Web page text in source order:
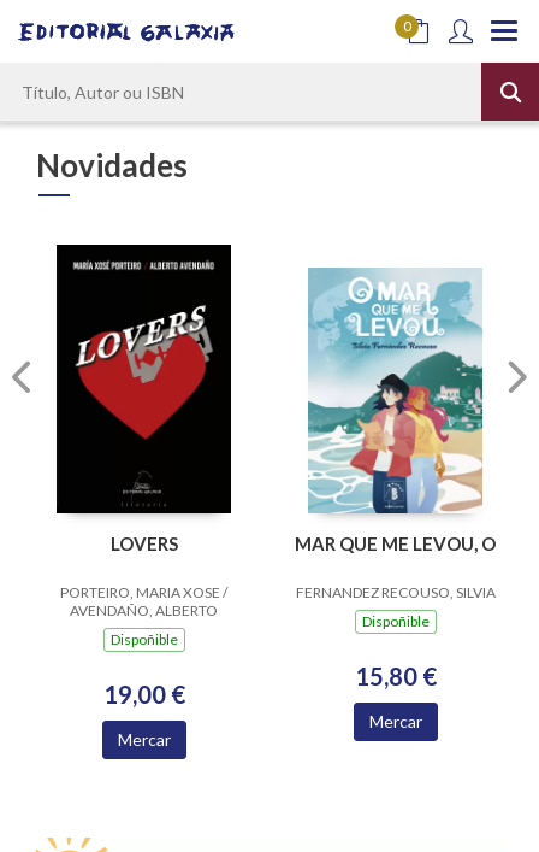
0
Novidades
LOVERS
PORTEIRO, MARIA XOSE /
AVENDAÑO, ALBERTO
Dispoñible
19,00 €
Mercar
MAR QUE ME LEVOU, O
FERNANDEZ RECOUSO, SILVIA
Dispoñible
15,80 €
Mercar